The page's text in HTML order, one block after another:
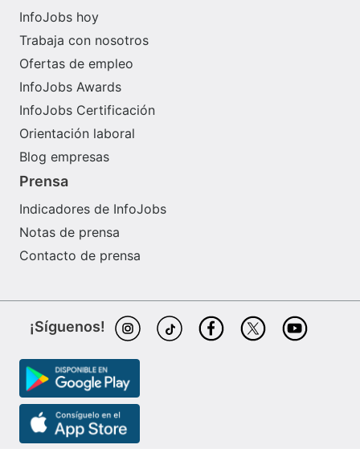
InfoJobs hoy
Trabaja con nosotros
Ofertas de empleo
InfoJobs Awards
InfoJobs Certificación
Orientación laboral
Blog empresas
Prensa
Indicadores de InfoJobs
Notas de prensa
Contacto de prensa
¡Síguenos!